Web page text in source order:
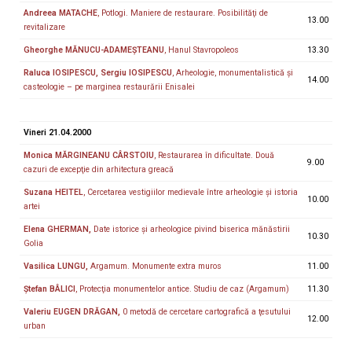
Andreea MATACHE, Potlogi. Maniere de restaurare. Posibilităţi de
revitalizare
13.00
Gheorghe MĂNUCU-ADAMEȘTEANU, Hanul Stavropoleos 13.30
Raluca IOSIPESCU, Sergiu IOSIPESCU, Arheologie, monumentalistică şi
casteologie – pe marginea restaurării Enisalei
14.00
Vineri 21.04.2000
Monica MĂRGINEANU CÂRSTOIU, Restaurarea în dificultate. Două
cazuri de excepţie din arhitectura greacă
9.00
Suzana HEITEL, Cercetarea vestigiilor medievale între arheologie și istoria
artei
10.00
Elena GHERMAN, Date istorice și arheologice pivind biserica mănăstirii
Golia
10.30
Vasilica LUNGU, Argamum. Monumente extra muros 11.00
Ştefan BÂLICI, Protecţia monumentelor antice. Studiu de caz (Argamum) 11.30
Valeriu EUGEN DRĂGAN, 0 metodă de cercetare cartografică a ţesutului
urban
12.00